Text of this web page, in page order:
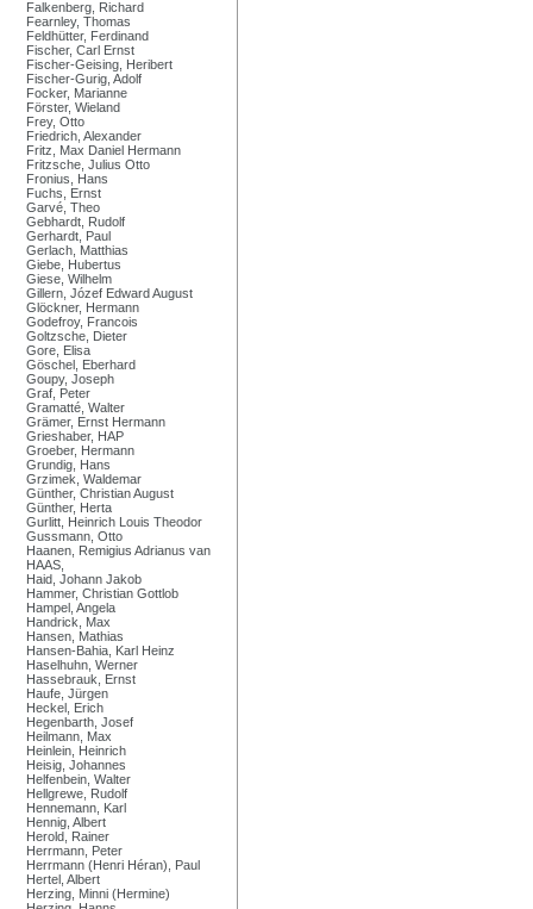
Falkenberg, Richard
Fearnley, Thomas
Feldhütter, Ferdinand
Fischer, Carl Ernst
Fischer-Geising, Heribert
Fischer-Gurig, Adolf
Focker, Marianne
Förster, Wieland
Frey, Otto
Friedrich, Alexander
Fritz, Max Daniel Hermann
Fritzsche, Julius Otto
Fronius, Hans
Fuchs, Ernst
Garvé, Theo
Gebhardt, Rudolf
Gerhardt, Paul
Gerlach, Matthias
Giebe, Hubertus
Giese, Wilhelm
Gillern, Józef Edward August
Glöckner, Hermann
Godefroy, Francois
Goltzsche, Dieter
Gore, Elisa
Göschel, Eberhard
Goupy, Joseph
Graf, Peter
Gramatté, Walter
Grämer, Ernst Hermann
Grieshaber, HAP
Groeber, Hermann
Grundig, Hans
Grzimek, Waldemar
Günther, Christian August
Günther, Herta
Gurlitt, Heinrich Louis Theodor
Gussmann, Otto
Haanen, Remigius Adrianus van
HAAS,
Haid, Johann Jakob
Hammer, Christian Gottlob
Hampel, Angela
Handrick, Max
Hansen, Mathias
Hansen-Bahia, Karl Heinz
Haselhuhn, Werner
Hassebrauk, Ernst
Haufe, Jürgen
Heckel, Erich
Hegenbarth, Josef
Heilmann, Max
Heinlein, Heinrich
Heisig, Johannes
Helfenbein, Walter
Hellgrewe, Rudolf
Hennemann, Karl
Hennig, Albert
Herold, Rainer
Herrmann, Peter
Herrmann (Henri Héran), Paul
Hertel, Albert
Herzing, Minni (Hermine)